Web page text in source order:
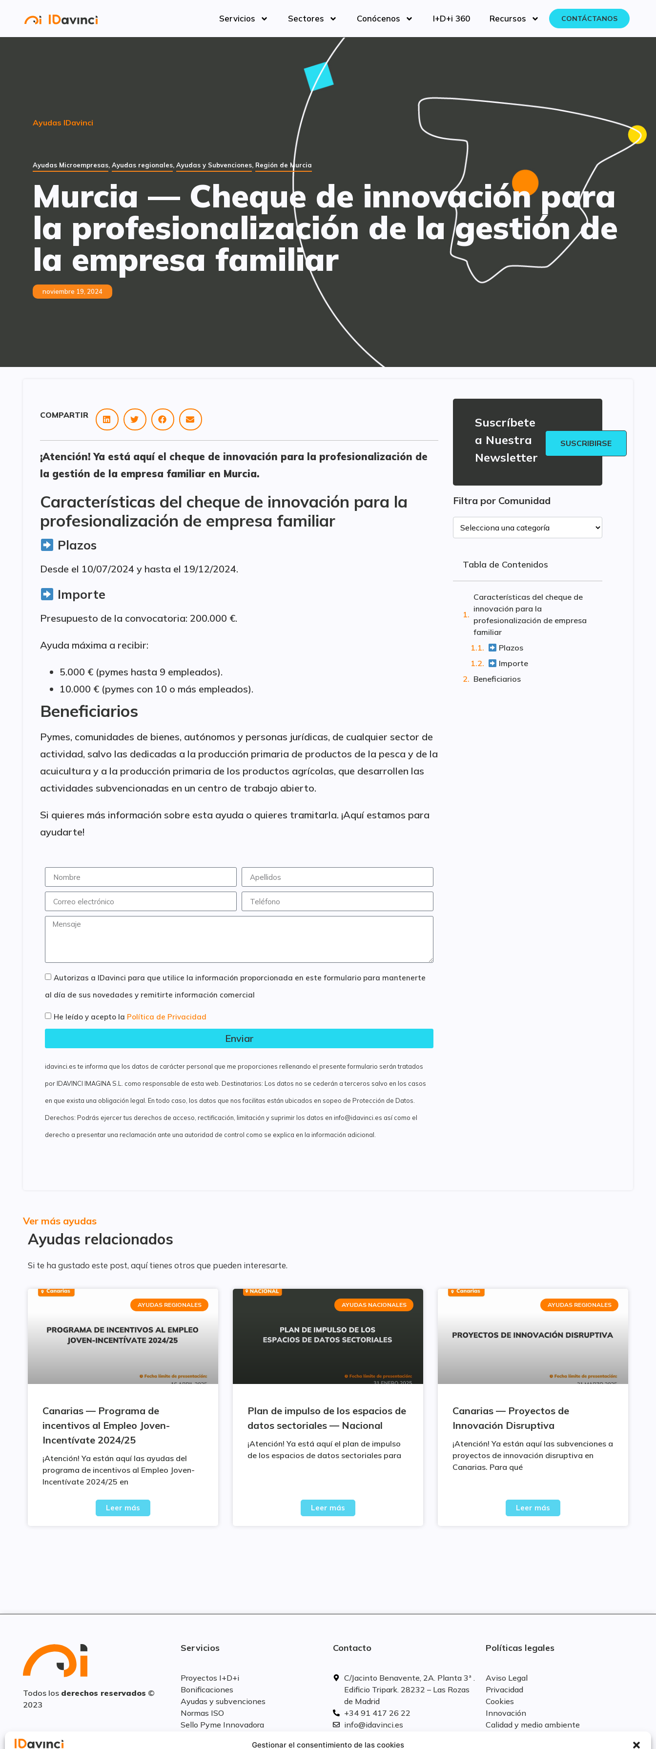
Gestionar el consentimiento de las cookies
Servicios Sectores Conócenos I+D+i 360 Recursos CONTÁCTANOS
Ayudas IDavinci
Ayudas Microempresas, Ayudas regionales, Ayudas y Subvenciones, Región de Murcia
Murcia — Cheque de innovación para
la profesionalización de la gestión de
la empresa familiar
noviembre 19, 2024
COMPARTIR
¡Atención! Ya está aquí el cheque de innovación para la profesionalización de
la gestión de la empresa familiar en Murcia.
Características del cheque de innovación para la
profesionalización de empresa familiar
Plazos
Desde el 10/07/2024 y hasta el 19/12/2024.
Importe
Presupuesto de la convocatoria: 200.000 €.
Ayuda máxima a recibir:
5.000 € (pymes hasta 9 empleados).
10.000 € (pymes con 10 o más empleados).
Beneficiarios
Pymes, comunidades de bienes, autónomos y personas jurídicas, de cualquier sector de
actividad, salvo las dedicadas a la producción primaria de productos de la pesca y de la
acuicultura y a la producción primaria de los productos agrícolas, que desarrollen las
actividades subvencionadas en un centro de trabajo abierto.
Si quieres más información sobre esta ayuda o quieres tramitarla. ¡Aquí estamos para
ayudarte!
Autorizas a IDavinci para que utilice la información proporcionada en este formulario para mantenerte
al día de sus novedades y remitirte información comercial
He leído y acepto la Política de Privacidad
Enviar
idavinci.es te informa que los datos de carácter personal que me proporciones rellenando el presente formulario serán tratados
por IDAVINCI IMAGINA S.L. como responsable de esta web. Destinatarios: Los datos no se cederán a terceros salvo en los casos
en que exista una obligación legal. En todo caso, los datos que nos facilitas están ubicados en sopeo de Protección de Datos.
Derechos: Podrás ejercer tus derechos de acceso, rectificación, limitación y suprimir los datos en info@idavinci.es así como el
derecho a presentar una reclamación ante una autoridad de control como se explica en la información adicional.
Suscríbete
a Nuestra
Newsletter
SUSCRIBIRSE
Filtra por Comunidad
Tabla de Contenidos
Características del cheque de
innovación para la
profesionalización de empresa
familiar
Plazos
Importe
Beneficiarios
Ayudas relacionados
Ver más ayudas
Si te ha gustado este post, aquí tienes otros que pueden interesarte.
AYUDAS REGIONALES
Canarias — Programa de
incentivos al Empleo Joven-
Incentívate 2024/25
¡Atención! Ya están aquí las ayudas del
programa de incentivos al Empleo Joven-
Incentívate 2024/25 en
Leer más
AYUDAS NACIONALES
Plan de impulso de los espacios de
datos sectoriales — Nacional
¡Atención! Ya está aquí el plan de impulso
de los espacios de datos sectoriales para
Leer más
AYUDAS REGIONALES
Canarias — Proyectos de
Innovación Disruptiva
¡Atención! Ya están aquí las subvenciones a
proyectos de innovación disruptiva en
Canarias. Para qué
Leer más
Todos los derechos reservados ©
2023
Servicios
Proyectos I+D+i
Bonificaciones
Ayudas y subvenciones
Normas ISO
Sello Pyme Innovadora
Contacto
C/Jacinto Benavente, 2A. Planta 3ª .
Edificio Tripark. 28232 – Las Rozas
de Madrid
+34 91 417 26 22
info@idavinci.es
Políticas legales
Aviso Legal
Privacidad
Cookies
Innovación
Calidad y medio ambiente